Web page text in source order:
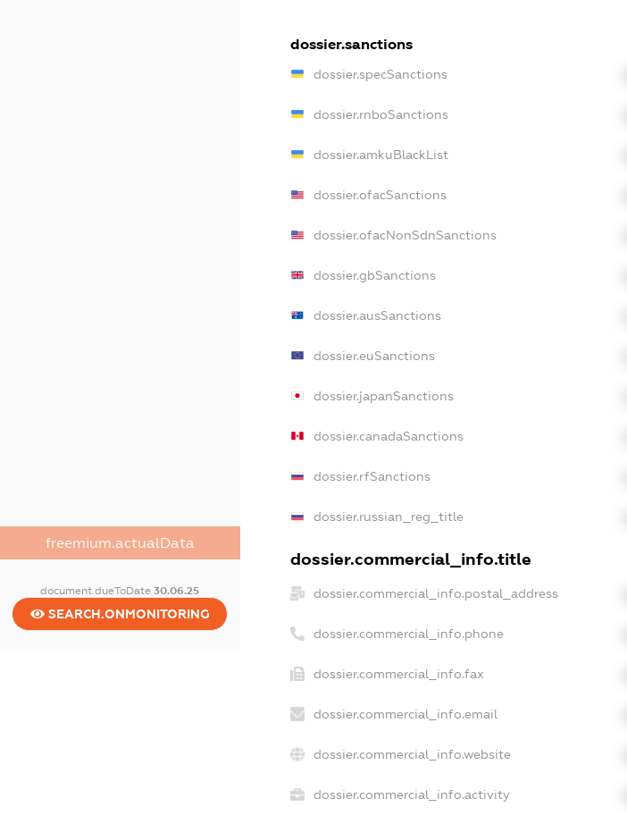
freemium.actualData
document.dueToDate30.06.25
SEARCH.ONMONITORING
dossier.sanctions
dossier.specSanctions
dossier.rnboSanctions
dossier.amkuBlackList
dossier.ofacSanctions
dossier.ofacNonSdnSanctions
dossier.gbSanctions
dossier.ausSanctions
dossier.euSanctions
dossier.japanSanctions
dossier.canadaSanctions
dossier.rfSanctions
dossier.russian_reg_title
dossier.commercial_info.title
dossier.commercial_info.postal_address
dossier.commercial_info.phone
dossier.commercial_info.fax
dossier.commercial_info.email
dossier.commercial_info.website
dossier.commercial_info.activity